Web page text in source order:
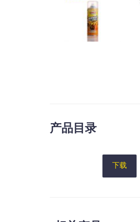
产品目录
下载